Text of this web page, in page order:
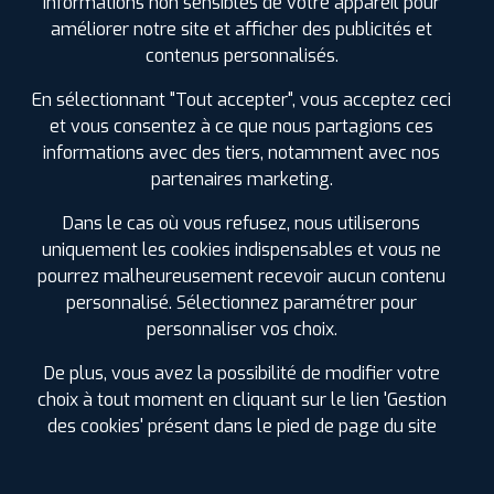
Gardiennage pneus à GOURNAY EN BRAY
Agence labellisée run flat
Vidange
Diagnostic visuel offert (33 points de contrôle)
Réparation de pneus tubeless
Remplacement de pneus
Révision garantie constructeur
Activation valve électronique (TPMS)
Distribution
Accès Camping Car et véhicules utilitaires carrossés
Agence labellisée pax system
Essuie-glace
améliorer notre site et afficher des publicités et
contenus personnalisés.
En sélectionnant "Tout accepter", vous acceptez ceci
et vous consentez à ce que nous partagions ces
informations avec des tiers, notamment avec nos
partenaires marketing.
Dans le cas où vous refusez, nous utiliserons
uniquement les cookies indispensables et vous ne
pourrez malheureusement recevoir aucun contenu
personnalisé. Sélectionnez paramétrer pour
personnaliser vos choix.
De plus, vous avez la possibilité de modifier votre
choix à tout moment en cliquant sur le lien 'Gestion
des cookies' présent dans le pied de page du site